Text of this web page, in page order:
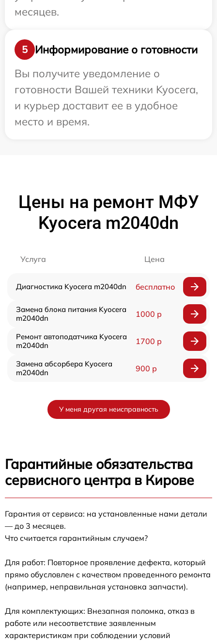
месяцев.
5
Информирование о готовности
Вы получите уведомление о
готовности Вашей техники Kyocera,
и курьер доставит ее в удобное
место и время.
Цены на ремонт МФУ
Kyocera m2040dn
Услуга Цена
Диагностика Kyocera m2040dn бесплатно
Замена блока питания Kyocera
m2040dn
1000 р
Ремонт автоподатчика Kyocera
m2040dn
1700 р
Замена абсорбера Kyocera
m2040dn
900 р
У меня другая неисправность
Гарантийные обязательства
сервисного центра в Кирове
Гарантия от сервиса: на установленные нами детали
— до 3 месяцев.
Что считается гарантийным случаем?
Для работ: Повторное проявление дефекта, который
прямо обусловлен с качеством проведенного ремонта
(например, неправильная установка запчасти).
Для комплектующих: Внезапная поломка, отказ в
работе или несоответствие заявленным
характеристикам при соблюдении условий